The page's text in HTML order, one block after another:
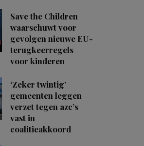
Save the Children
waarschuwt voor
gevolgen nieuwe EU-
terugkeerregels
voor kinderen
‘Zeker twintig’
gemeenten leggen
verzet tegen azc’s
vast in
coalitieakkoord